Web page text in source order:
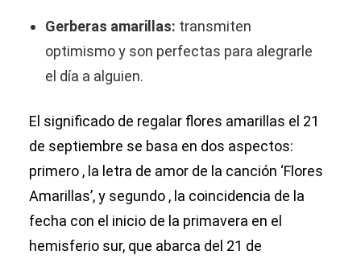
Gerberas amarillas: transmiten
optimismo y son perfectas para alegrarle
el día a alguien.
El significado de regalar flores amarillas el 21
de septiembre se basa en dos aspectos:
primero , la letra de amor de la canción ‘Flores
Amarillas’, y segundo , la coincidencia de la
fecha con el inicio de la primavera en el
hemisferio sur, que abarca del 21 de